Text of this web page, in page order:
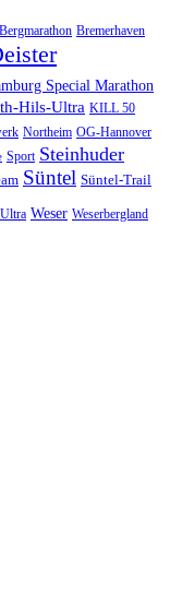
Bremerhaven
Special Marathon
Hils-Ultra KILL 50
Northeim OG-Hannover
Sport Steinhuder
Süntel Süntel-Trail
Weser Weserbergland